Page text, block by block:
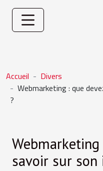
Accueil
Divers
Webmarketing : que
?
savoir sur son